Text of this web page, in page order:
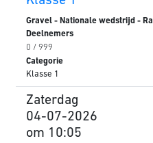
Gravel - Nationale wedstrijd -
Deelnemers
0 / 999
Categorie
Klasse 1
Zaterdag
04-07-2026
om 10:05